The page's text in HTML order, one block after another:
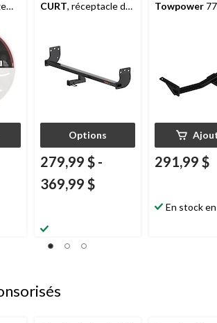
CURT, réceptacle de
Options
279,99 $ -
369,99 $
Towpower
291,99 $
En stock